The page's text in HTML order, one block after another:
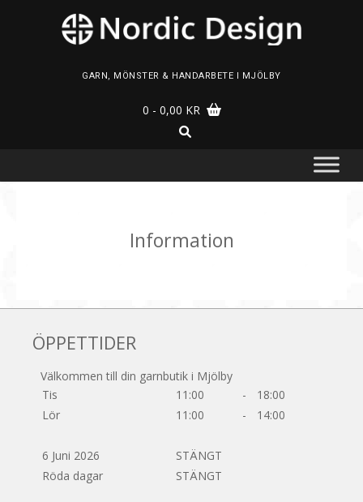
GARN, MÖNSTER & HANDARBETE I MJÖLBY
0 - 0,00 KR
Information
ÖPPETTIDER
Välkommen till din garnbutik i Mjölby
Tis
11:00 -
18:00
Lör
11:00 - 14:00
6 Juni 2026
STÄNGT
Röda dagar
STÄNGT